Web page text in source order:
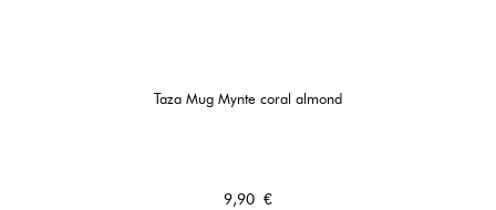
Taza Mug Mynte coral almond
Precio
9,90 €